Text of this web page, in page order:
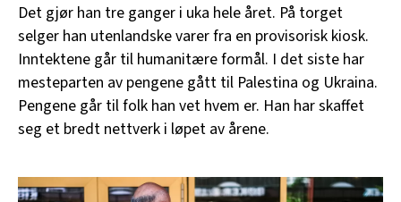
Det gjør han tre ganger i uka hele året. På torget
selger han utenlandske varer fra en provisorisk kiosk.
Inntektene går til humanitære formål. I det siste har
mesteparten av pengene gått til Palestina og Ukraina.
Pengene går til folk han vet hvem er. Han har skaffet
seg et bredt nettverk i løpet av årene.